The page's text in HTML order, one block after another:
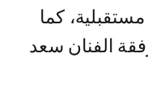
كما
الفنان سعد